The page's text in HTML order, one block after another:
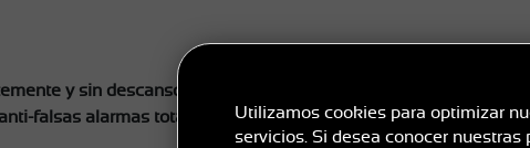
Utilizamos cookies para optimizar
servicios. Si desea conocer
y sin descanso en mejorar todos nuestros productos. Para
falsas alarmas totalmente nuevo. Genevo en continúa mejora